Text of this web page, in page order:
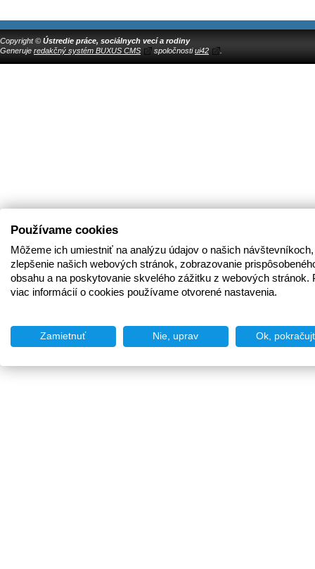
Copyright © Ústredie práce, sociálnych vecí a rodiny
Generuje redakčný systém BUXUS CMS spoločnostiui42
Používame cookies
Môžeme ich umiestniť na analýzu údajov o našich
zlepšenie našich webových stránok, zobrazovanie
obsahu a na poskytovanie skvelého zážitku z webových stránok.
viac informácií o cookies používame otvorené nastavenia.
Zamietnuť Nie, uprav Ok,